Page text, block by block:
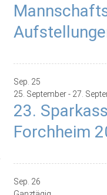
Sep. 25
25. September- 27.
23.
Forchheim
Sep. 26